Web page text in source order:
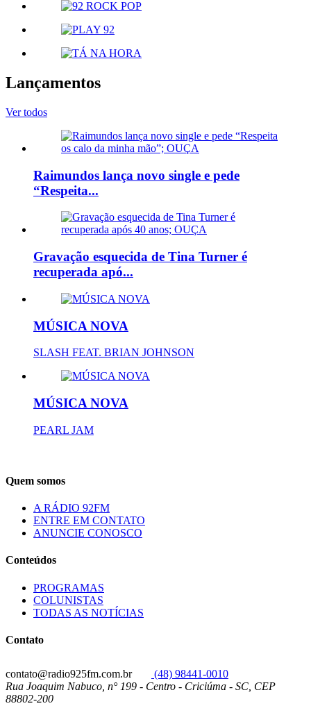
Lançamentos
Ver todos
Raimundos lança novo single e pede
“Respeita...
Gravação esquecida de Tina Turner é
recuperada apó...
MÚSICA NOVA
SLASH FEAT. BRIAN JOHNSON
MÚSICA NOVA
PEARL JAM
Quem somos
A RÁDIO 92FM
ENTRE EM CONTATO
ANUNCIE CONOSCO
Conteúdos
PROGRAMAS
COLUNISTAS
TODAS AS NOTÍCIAS
Contato
contato@radio925fm.com.br
(48) 98441-0010
Rua Joaquim Nabuco, n° 199 - Centro - Criciúma - SC, CEP
88802-200